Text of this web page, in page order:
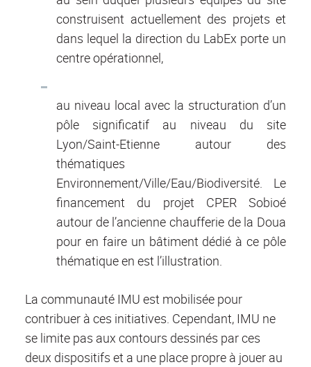
construisent actuellement des projets et
dans lequel la direction du LabEx porte un
centre opérationnel,
au niveau local avec la structuration d’un
pôle significatif au niveau du site
Lyon/Saint-Etienne autour des
thématiques
Environnement/Ville/Eau/Biodiversité. Le
financement du projet CPER Sobioé
autour de l’ancienne chaufferie de la Doua
pour en faire un bâtiment dédié à ce pôle
thématique en est l’illustration.
La communauté IMU est mobilisée pour
contribuer à ces initiatives. Cependant, IMU ne
se limite pas aux contours dessinés par ces
deux dispositifs et a une place propre à jouer au